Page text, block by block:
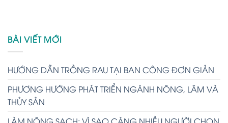
BÀI VIẾT MỚI
HƯỚNG DẪN TRỒNG RAU TẠI BAN CÔNG ĐƠN GIẢN
PHƯƠNG HƯỚNG PHÁT TRIỂN NGÀNH NÔNG, LÂM VÀ
THỦY SẢN